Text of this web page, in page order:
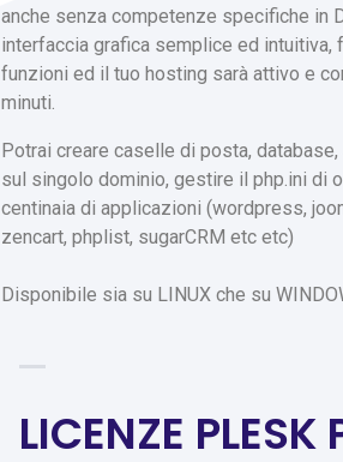
anche senza competenze specifiche in
interfaccia grafica semplice ed intuitiva,
funzioni ed il tuo hosting sarà attivo e
minuti.
Potrai creare caselle di posta,
sul singolo dominio, gestire il php.ini di
centinaia di applicazioni (wordpress,
zencart, phplist, sugarCRM etc etc)
Disponibile sia su LINUX che su
LICENZE PLESK